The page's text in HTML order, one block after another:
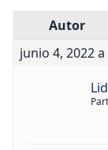
Autor
junio 4, 2022